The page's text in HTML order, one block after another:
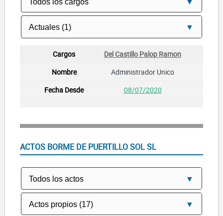
Del Castillo Palop Ramon
Administrador Unico
08/07/2020
ACTOS BORME DE PUERTILLO SOL SL